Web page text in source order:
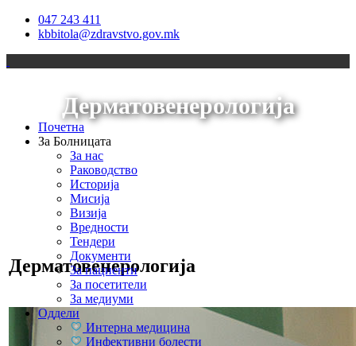
047 243 411
kbbitola@zdravstvo.gov.mk
Почетна
За Болницата
За нас
Раководство
Историја
Мисија
Визија
Вредности
Тендери
Документи
За пациенти
За посетители
За медиуми
Оддели
Интерна медицина
Инфективни болести
Дерматовенерологија
Дерматовенерологија